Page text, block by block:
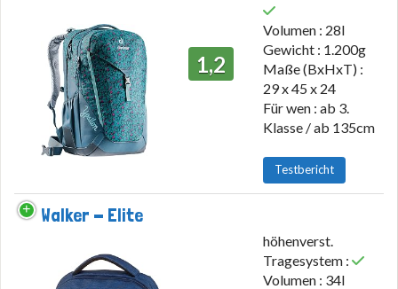
1,2
Volumen : 28l
Gewicht : 1.200g
Maße (BxHxT) :
29 x 45 x 24
Für wen : ab 3.
Klasse / ab 135cm
Testbericht
Walker - Elite
höhenverst.
Tragesystem :
Volumen : 34l